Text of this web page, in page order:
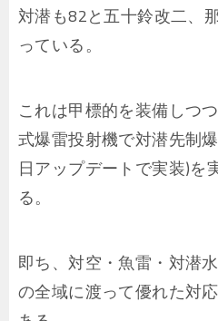
対潜も82と五十鈴改二、
っている。
これは甲標的を装備しつ
式爆雷投射機で対潜先制
日アップデートで実装)を
る。
即ち、対空・魚雷・対潜
の全域に渡って優れた対